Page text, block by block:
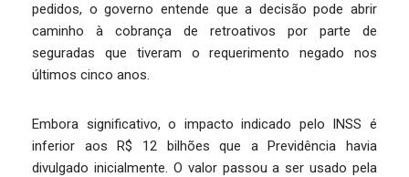
pedidos, o governo entende que a decisão pode abrir
caminho à cobrança de retroativos por parte de
seguradas que tiveram o requerimento negado nos
últimos cinco anos.
Embora significativo, o impacto indicado pelo INSS é
inferior aos R$ 12 bilhões que a Previdência havia
divulgado inicialmente. O valor passou a ser usado pela